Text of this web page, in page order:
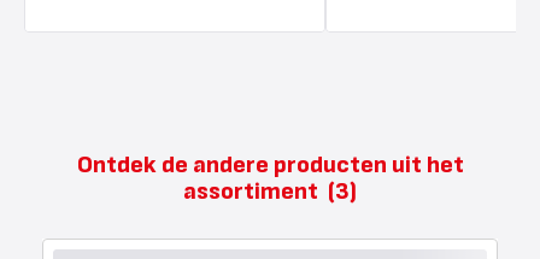
Ontdek de andere producten uit het
assortiment (3)